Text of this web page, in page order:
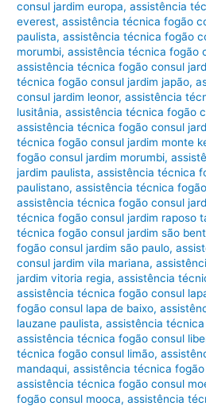
consul jardim europa,assistência
everest,assistência técnica fogão
paulista,assistência técnica fogão
morumbi,assistência técnica fogão
assistência técnica fogão consul
técnica fogão consul jardim japão,
consul jardim leonor,assistência
lusitânia,assistência técnica fogão
assistência técnica fogão consul
técnica fogão consul jardim monte
fogão consul jardim morumbi,
jardim paulista,assistência técnica
paulistano,assistência técnica
assistência técnica fogão consul
técnica fogão consul jardim raposo
técnica fogão consul jardim são
fogão consul jardim são paulo,
consul jardim vila mariana,
jardim vitoria regia,assistência
assistência técnica fogão consul
fogão consul lapa de baixo,
lauzane paulista,assistência
assistência técnica fogão consul
técnica fogão consul limão,
mandaqui,assistência técnica
assistência técnica fogão consul
fogão consul mooca,assistência